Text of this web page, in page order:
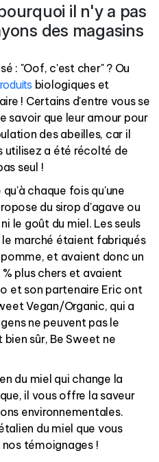
il n'y a pas
des magasins
: "Oof, c'est cher" ? Ou
biologiques et
! Certains d'entre vous se
savoir que leur amour pour
des abeilles, car il
utilisez a été récolté de
seul !
chaque fois qu'une
du sirop d'agave ou
le goût du miel. Les seuls
marché étaient fabriqués
et avaient donc un
plus chers et avaient
et son partenaire Eric ont
Vegan/Organic, qui a
ne peuvent pas le
sûr, Be Sweet ne
du miel qui change la
il vous offre la saveur
environnementales.
du miel que vous
témoignages !